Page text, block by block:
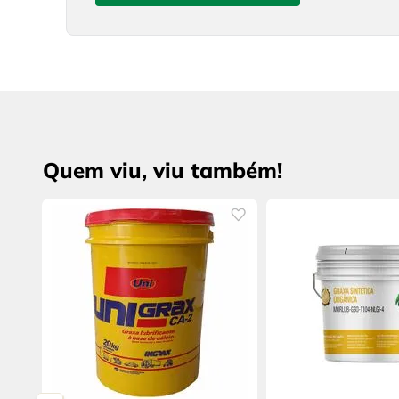
Quem viu, viu também!